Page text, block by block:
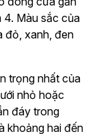
4. Màu sắc của
đỏ, xanh, đen
trọng nhất của
nhỏ hoặc
đáy trong
khoảng hai đến